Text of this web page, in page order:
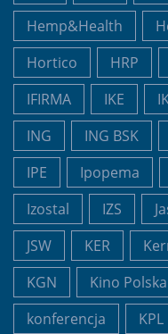
Hemp&Health
Hortico
HRP
IFIRMA
IKE
ING
ING BSK
IPE
Ipopema
Izostal
IZS
JSW
KER
KGN
Kino Polska
konferencja
KPL